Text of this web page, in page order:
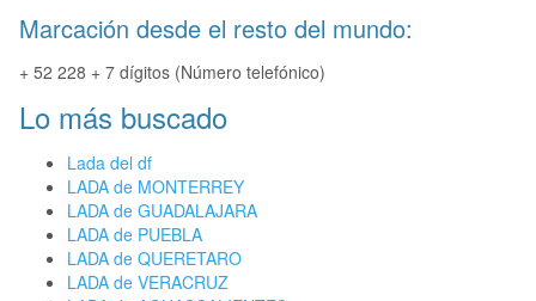
Marcación desde el resto del mundo:
+ 52 228 + 7 dígitos (Número telefónico)
Lo más buscado
Lada del df
LADA de MONTERREY
LADA de GUADALAJARA
LADA de PUEBLA
LADA de QUERETARO
LADA de VERACRUZ